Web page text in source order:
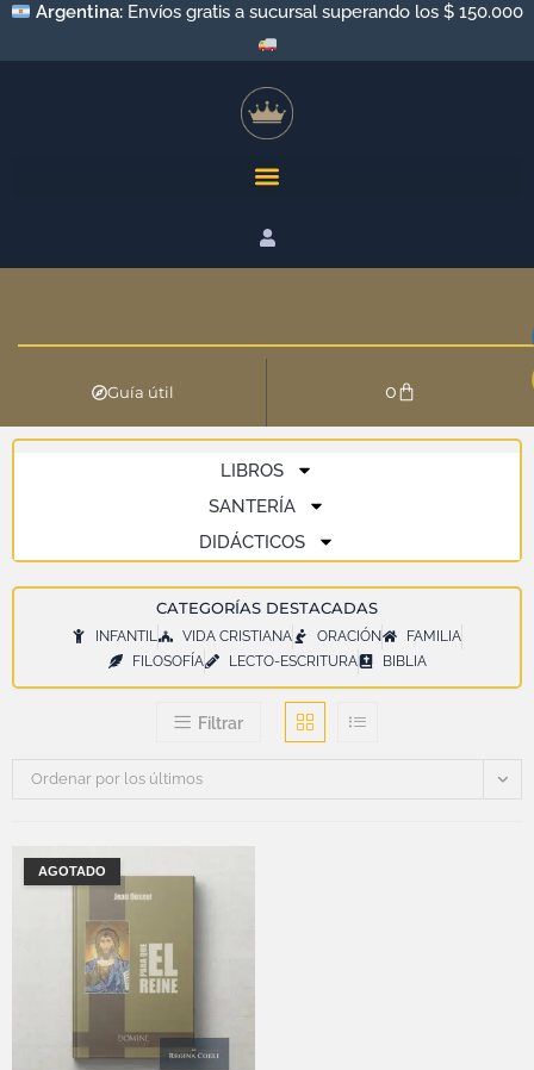
Argentina: Envíos gratis a sucursal superando los $ 150.000
Guía útil 0
LIBROS
SANTERÍA
DIDÁCTICOS
CATEGORÍAS DESTACADAS
INFANTIL VIDA CRISTIANA ORACIÓN
FAMILIA
FILOSOFÍA
LECTO-ESCRITURA BIBLIA
Filtrar
Ordenar por los últimos
AGOTADO